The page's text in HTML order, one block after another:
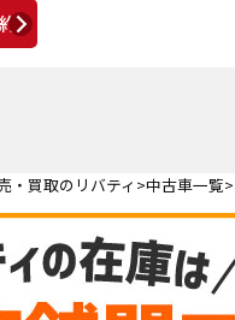
・買取のリバティ 中古車一覧